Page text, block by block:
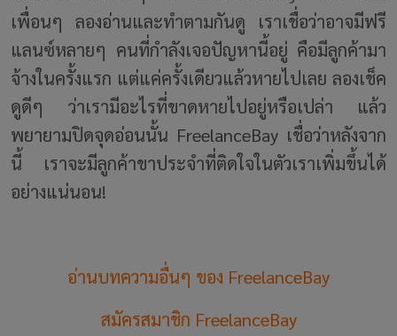
เพื่อนๆ ลองอ่านและทำตามกันดู เราเชื่อว่าอาจมีฟรี
แลนซ์หลายๆ คนที่กำลังเจอปัญหานี้อยู่ คือมีลูกค้ามา
จ้างในครั้งแรก แต่แค่ครั้งเดียวแล้วหายไปเลย ลองเช็ค
ดูดีๆ ว่าเรามีอะไรที่ขาดหายไปอยู่หรือเปล่า แล้ว
พยายามปิดจุดอ่อนนั้น FreelanceBay เชื่อว่าหลังจาก
นี้ เราจะมีลูกค้าขาประจำที่ติดใจในตัวเราเพิ่มขึ้นได้
อย่างแน่นอน!
อ่านบทความอื่นๆ ของ FreelanceBay
สมัครสมาชิก FreelanceBay